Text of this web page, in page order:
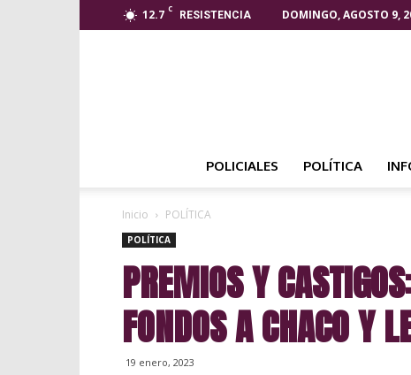
12.7 C
RESISTENCIA DOMINGO, AGOSTO 9,
POLICIALES POLÍTICA
Inicio POLÍTICA
POLÍTICA
PREMIOS Y
FONDOS A CHACO Y
19 enero, 2023